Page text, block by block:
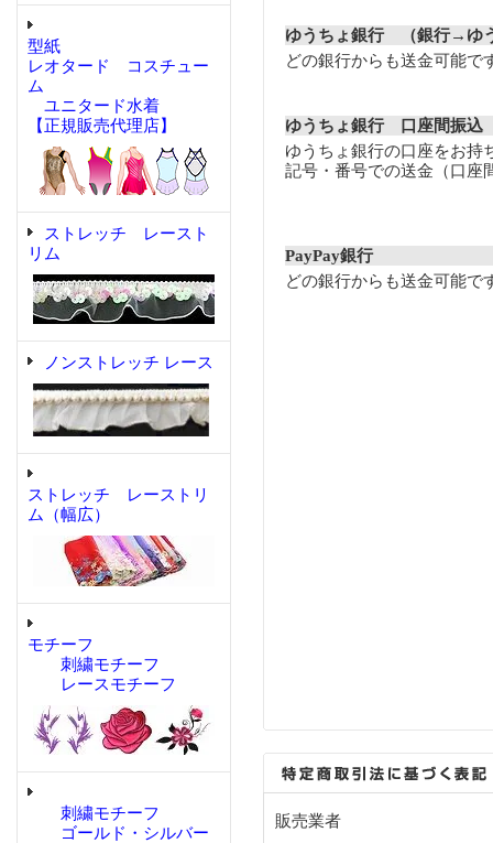
型紙
レオタード コスチュー
ム
ユニタード水着
【正規販売代理店】
ストレッチ レースト
リム
ノンストレッチ レース
ストレッチ レーストリ
ム（幅広）
モチーフ
刺繍モチーフ
レースモチーフ
刺繍モチーフ
ゴールド・シルバー
ゆうちょ銀行 （銀行→ゆ
どの銀行からも送金可能で
ゆうちょ銀行 口座間振込
ゆうちょ銀行の口座をお持
記号・番号での送金（口座
PayPay銀行
どの銀行からも送金可能で
販売業者